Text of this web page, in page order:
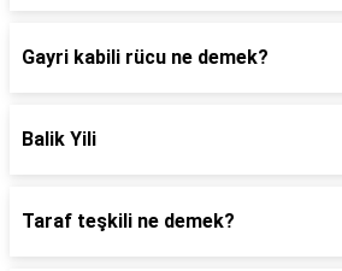
Gayri kabili rücu ne demek?
Balik Yili
Taraf teşkili ne demek?